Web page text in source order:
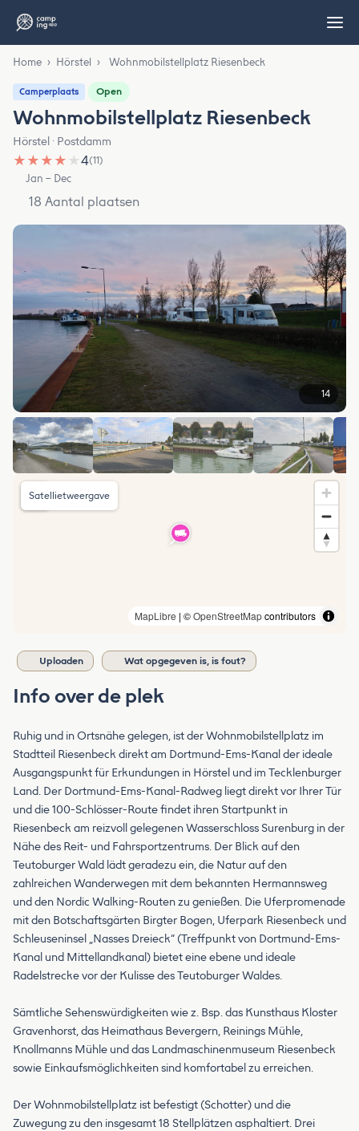
Home › Hörstel › Wohnmobilstellplatz Riesenbeck
Camperplaats Open
Wohnmobilstellplatz Riesenbeck
Hörstel · Postdamm
★ ★ ★ ★ ★4(11)
Jan – Dec
18 Aantal plaatsen
14
MapLibre | ©OpenStreetMapcontributors
Satellietweergave
Uploaden Wat opgegeven is, is fout?
Info over de plek
Ruhig und in Ortsnähe gelegen, ist der Wohnmobilstellplatz im
Stadtteil Riesenbeck direkt am Dortmund-Ems-Kanal der ideale
Ausgangspunkt für Erkundungen in Hörstel und im Tecklenburger
Land. Der Dortmund-Ems-Kanal-Radweg liegt direkt vor Ihrer Tür
und die 100-Schlösser-Route findet ihren Startpunkt in
Riesenbeck am reizvoll gelegenen Wasserschloss Surenburg in der
Nähe des Reit- und Fahrsportzentrums. Der Blick auf den
Teutoburger Wald lädt geradezu ein, die Natur auf den
zahlreichen Wanderwegen mit dem bekannten Hermannsweg
und den Nordic Walking-Routen zu genießen. Die Uferpromenade
mit den Botschaftsgärten Birgter Bogen, Uferpark Riesenbeck und
Schleuseninsel „Nasses Dreieck“ (Treffpunkt von Dortmund-Ems-
Kanal und Mittellandkanal) bietet eine ebene und ideale
Radelstrecke vor der Kulisse des Teutoburger Waldes.
Sämtliche Sehenswürdigkeiten wie z. Bsp. das Kunsthaus Kloster
Gravenhorst, das Heimathaus Bevergern, Reinings Mühle,
Knollmanns Mühle und das Landmaschinenmuseum Riesenbeck
sowie Einkaufsmöglichkeiten sind komfortabel zu erreichen.
Der Wohnmobilstellplatz ist befestigt (Schotter) und die
Zuwegung zu den insgesamt 18 Stellplätzen asphaltiert. Drei